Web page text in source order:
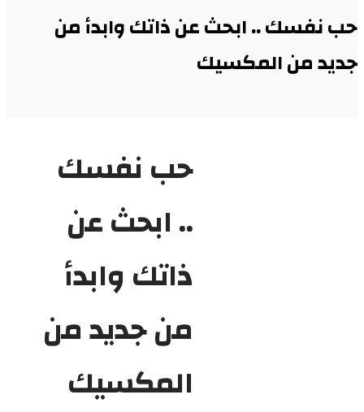
حب نفسك .. ابحث عن ذاتك وابدأ من
جديد من المكسيك
حب نفسك
.. ابحث عن
ذاتك وابدأ
من جديد من
المكسيك